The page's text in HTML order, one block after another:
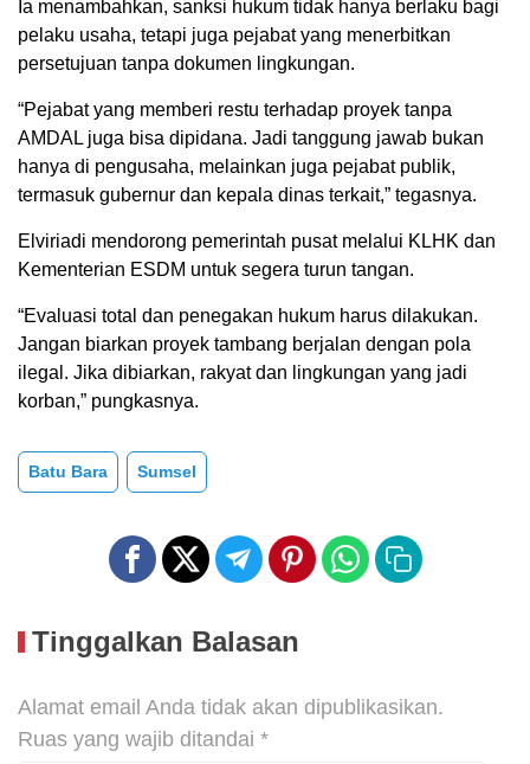
Ia menambahkan, sanksi hukum tidak hanya berlaku bagi
pelaku usaha, tetapi juga pejabat yang menerbitkan
persetujuan tanpa dokumen lingkungan.
“Pejabat yang memberi restu terhadap proyek tanpa
AMDAL juga bisa dipidana. Jadi tanggung jawab bukan
hanya di pengusaha, melainkan juga pejabat publik,
termasuk gubernur dan kepala dinas terkait,” tegasnya.
Elviriadi mendorong pemerintah pusat melalui KLHK dan
Kementerian ESDM untuk segera turun tangan.
“Evaluasi total dan penegakan hukum harus dilakukan.
Jangan biarkan proyek tambang berjalan dengan pola
ilegal. Jika dibiarkan, rakyat dan lingkungan yang jadi
korban,” pungkasnya.
Batu Bara Sumsel
Tinggalkan Balasan
Alamat email Anda tidak akan dipublikasikan.
Ruas yang wajib ditandai *